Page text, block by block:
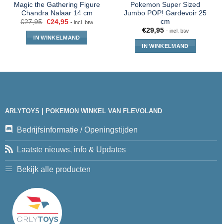
Magic the Gathering Figure
Chandra Nalaar 14 cm
€27,95 €24,95 - incl. btw
IN WINKELMAND
Pokemon Super Sized
Jumbo POP! Gardevoir 25
cm
€29,95 - incl. btw
IN WINKELMAND
ARLYTOYS | POKEMON WINKEL VAN FLEVOLAND
Bedrijfsinformatie / Openingstijden
Laatste nieuws, info & Updates
Bekijk alle producten